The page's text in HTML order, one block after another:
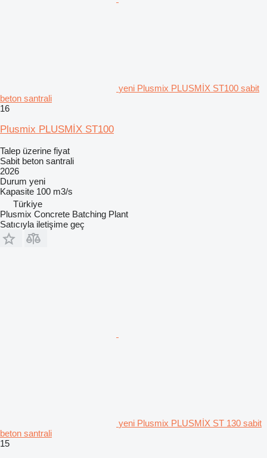
yeni Plusmix PLUSMİX ST100 sabit
beton santrali
16
Plusmix PLUSMİX ST100
Talep üzerine fiyat
Sabit beton santrali
2026
Durum yeni
Kapasite 100 m3/s
Türkiye
Plusmix Concrete Batching Plant
Satıcıyla iletişime geç
yeni Plusmix PLUSMİX ST 130 sabit
beton santrali
15